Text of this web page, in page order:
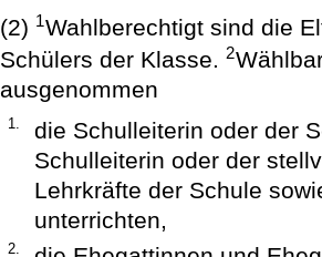
(2) 1Wahlberechtigt sind die
Schülers der Klasse.2
ausgenommen
1.
die Schulleiterin oder der
Schulleiterin oder der
Lehrkräfte der Schule
unterrichten,
2.